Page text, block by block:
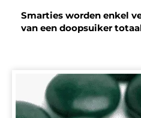
Smarties worden enkel
van een doopsuiker